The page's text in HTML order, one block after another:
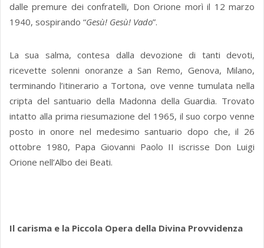
dalle premure dei confratelli, Don Orione morì il 12 marzo
1940, sospirando “Gesù! Gesù! Vado”.
La sua salma, contesa dalla devozione di tanti devoti,
ricevette solenni onoranze a San Remo, Genova, Milano,
terminando l’itinerario a Tortona, ove venne tumulata nella
cripta del santuario della Madonna della Guardia. Trovato
intatto alla prima riesumazione del 1965, il suo corpo venne
posto in onore nel medesimo santuario dopo che, il 26
ottobre 1980, Papa Giovanni Paolo II iscrisse Don Luigi
Orione nell’Albo dei Beati.
Il carisma e la Piccola Opera della Divina Provvidenza